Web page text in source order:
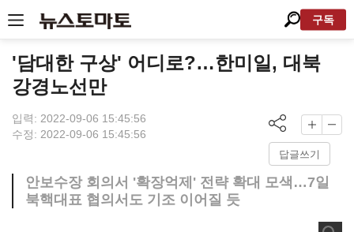
구독
'담대한 구상' 어디로?…한미일, 대북
강경노선만
입력: 2022-09-06 15:45:56
수정: 2022-09-06 15:45:56
답글쓰기
안보수장 회의서 '확장억제' 전략 확대 모색…7일
북핵대표 협의서도 기조 이어질 듯